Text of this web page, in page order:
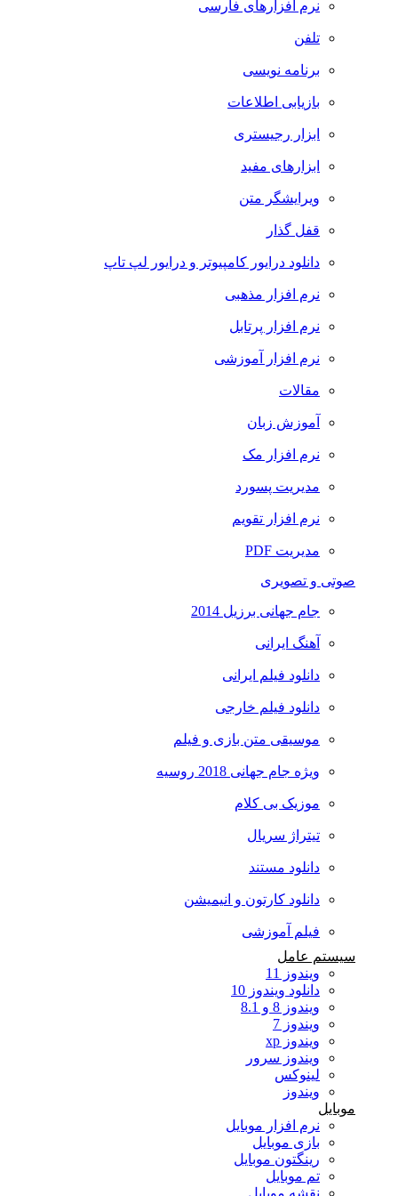
نرم افزارهای فارسی
تلفن
برنامه نویسی
بازیابی اطلاعات
ابزار رجیستری
ابزارهای مفید
ویرایشگر متن
قفل گذار
دانلود درایور کامپیوتر و درایور لپ تاپ
نرم افزار مذهبی
نرم افزار پرتابل
نرم افزار آموزشی
مقالات
آموزش زبان
نرم افزار مک
مدیریت پسورد
نرم افزار تقویم
مدیریت PDF
صوتی و تصویری
جام جهانی برزیل 2014
آهنگ ایرانی
دانلود فیلم ایرانی
دانلود فیلم خارجی
موسیقی متن بازی و فیلم
ویژه جام جهانی 2018 روسیه
موزیک بی کلام
تیتراژ سریال
دانلود مستند
دانلود کارتون و انیمیشن
فیلم آموزشی
سیستم عامل
ویندوز 11
دانلود ویندوز 10
ویندوز 8 و 8.1
ویندوز 7
ویندوز xp
ویندوز سرور
لینوکس
ویندوز
موبایل
نرم افزار موبایل
بازی موبایل
رینگتون موبایل
تم موبایل
نقشه موبایل